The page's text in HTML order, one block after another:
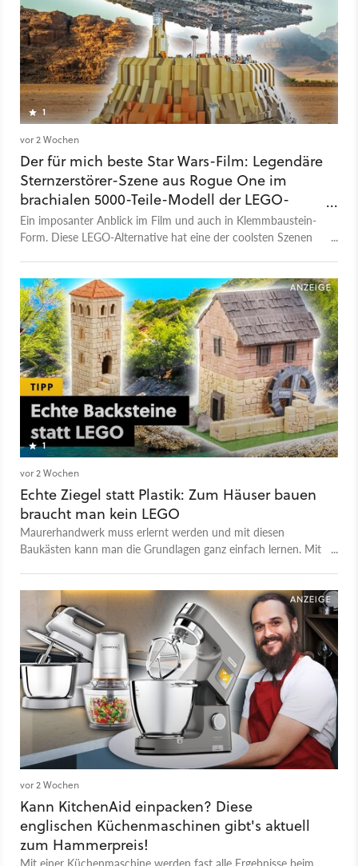
1
vor 2 Wochen
Der für mich beste Star Wars-Film: Legendäre
Sternzerstörer-Szene aus Rogue One im
brachialen 5000-Teile-Modell der LEGO-
Konkurrenz!
Ein imposanter Anblick im Film und auch in Klemmbaustein-
Form. Diese LEGO-Alternative hat eine der coolsten Szenen
1
vor 2 Wochen
Echte Ziegel statt Plastik: Zum Häuser bauen
braucht man kein LEGO
Maurerhandwerk muss erlernt werden und mit diesen
Baukästen kann man die Grundlagen ganz einfach lernen. Mit
vor 2 Wochen
Kann KitchenAid einpacken? Diese
englischen Küchenmaschinen gibt's aktuell
zum Hammerpreis!
Mit einer Küchenmaschine werden fast alle Ergebnisse beim